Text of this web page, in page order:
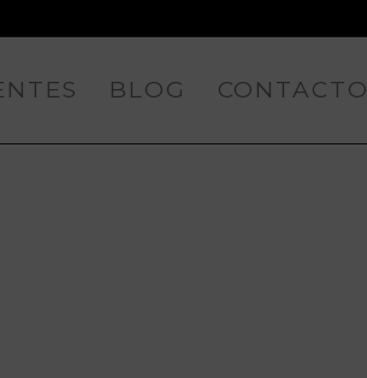
BLOG CONTACTO